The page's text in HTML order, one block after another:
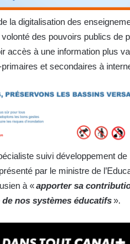
la digitalisation des
des pouvoirs publics de
accès à une information plus
et secondaires à
suivi développement
par le ministre de
à «apporter sa
nos systèmes éducatifs».